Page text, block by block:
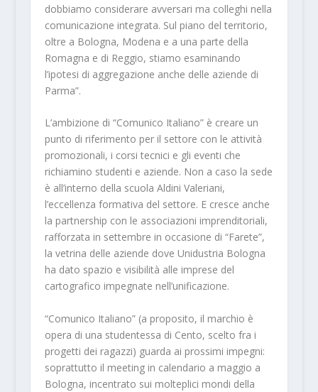
dobbiamo considerare avversari ma colleghi nella
comunicazione integrata. Sul piano del territorio,
oltre a Bologna, Modena e a una parte della
Romagna e di Reggio, stiamo esaminando
l’ipotesi di aggregazione anche delle aziende di
Parma”.
L’ambizione di “Comunico Italiano” è creare un
punto di riferimento per il settore con le attività
promozionali, i corsi tecnici e gli eventi che
richiamino studenti e aziende. Non a caso la sede
è all’interno della scuola Aldini Valeriani,
l’eccellenza formativa del settore. E cresce anche
la partnership con le associazioni imprenditoriali,
rafforzata in settembre in occasione di “Farete”,
la vetrina delle aziende dove Unidustria Bologna
ha dato spazio e visibilità alle imprese del
cartografico impegnate nell’unificazione.
“Comunico Italiano” (a proposito, il marchio è
opera di una studentessa di Cento, scelto fra i
progetti dei ragazzi) guarda ai prossimi impegni:
soprattutto il meeting in calendario a maggio a
Bologna, incentrato sui molteplici mondi della